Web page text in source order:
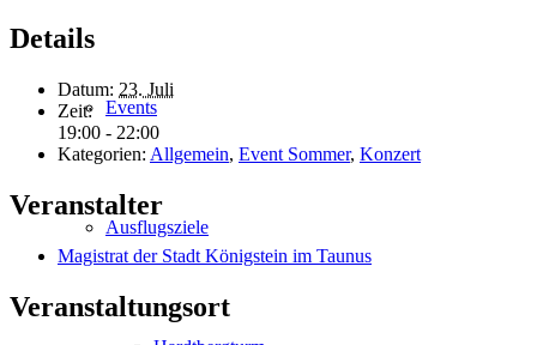
Events
Ausflugsziele
Details
Datum: 23. Juli
Zeit:
19:00 - 22:00
Kategorien: Allgemein, Event Sommer, Konzert
Veranstalter
Magistrat der Stadt Königstein im Taunus
Veranstaltungsort